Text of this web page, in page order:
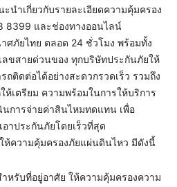
นำเกี่ยวกับรายละเอียดความคุ้มครอง
8399 และช่องทางออนไลน์
ศภัยไทย ตลอด 24 ชั่วโมง พร้อมทั้ง
ขสายด่วนของ ทุกบริษัทประกันภัยให้
ติดต่อได้อย่างสะดวกรวดเร็ว รวมถึง
เตรียม ความพร้อมในการให้บริการ
นการจ่ายค่าสินไหมทดแทน เพื่อ
อาประกันภัยโดยเร็วที่สุด
ห้ความคุ้มครองภัยแผ่นดินไหว มีดังนี้
หรับที่อยู่อาศัย ให้ความคุ้มครองความ